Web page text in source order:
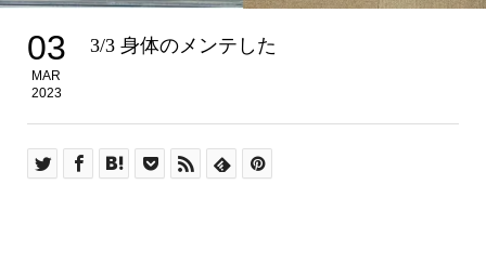
03
MAR
2023
3/3 身体のメンテした